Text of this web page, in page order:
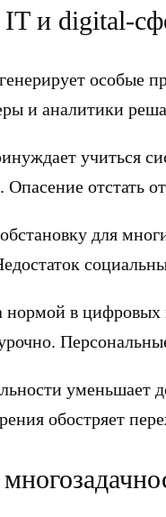
и digital-
особые
и аналитики
учиться
Опасение отстать
для
нормой в
обостряет